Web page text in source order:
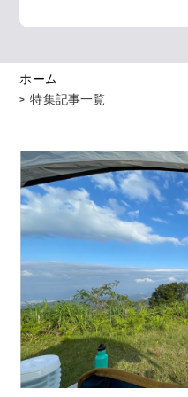
ホーム
特集記事一覧